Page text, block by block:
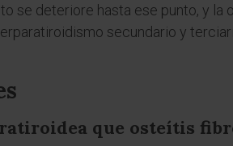
se deteriore hasta ese punto, y la
secundario y
que osteítis